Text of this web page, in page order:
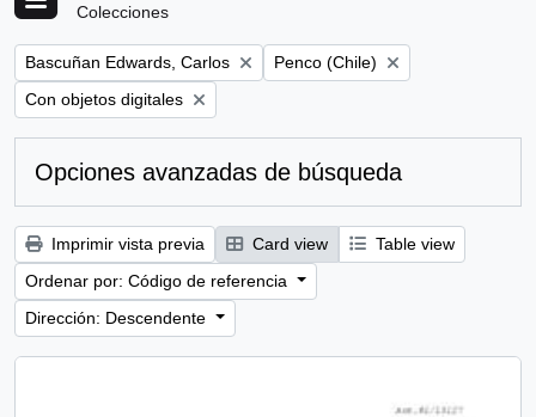
Colecciones
Remove filter:
Bascuñan Edwards, Carlos Remove filter:
Penco (Chile)
Remove filter:
Con objetos digitales
Opciones avanzadas de búsqueda
Imprimir vista previa Card view
Table view
Ordenar por: Código de referencia
Dirección: Descendente